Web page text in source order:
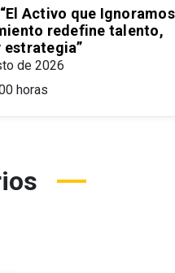
Activo que
redefine talento,
estrategia”
de 2026
horas